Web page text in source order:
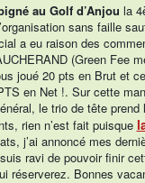
au Golf d’Anjou la
sans faille
a eu raison des
(Green Fee
joué 20 pts en Brut et
en Net !. Sur cette
le trio de tête
rien n’est fait puisque
j’ai annoncé mes
ravi de pouvoir finir
réserverez. Bonnes